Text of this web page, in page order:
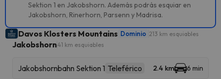
Sektion 1 en Jakobshorn. Además podrás esquiar en
Jakobshorn, Rinerhorn, Parsenn y Madrisa.
Davos Klosters Mountains Dominio 213 km esquiables
Jakobshorn41 km esquiables
Jakobshornbahn Sektion 1 Teleférico 2.4 km 6 min